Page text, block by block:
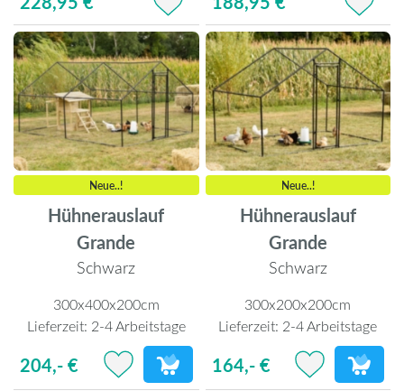
Neue..!
Hühnerauslauf
Grande
Schwarz
300x400x200cm
Lieferzeit: 2-4 Arbeitstage
204,- €
Neue..!
Hühnerauslauf
Grande
Schwarz
300x200x200cm
Lieferzeit: 2-4 Arbeitstage
164,- €